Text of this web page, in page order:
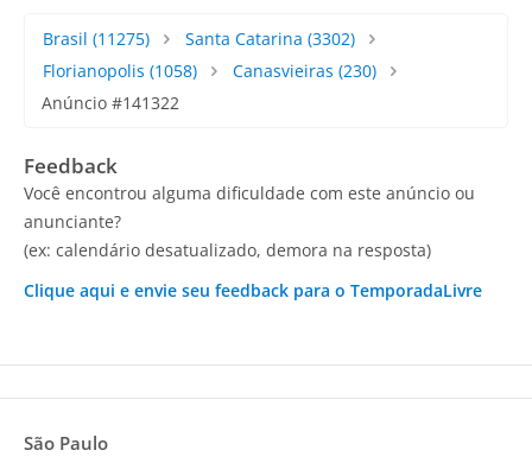
Brasil (11275) Santa Catarina (3302)
Florianopolis (1058) Canasvieiras (230)
Anúncio #141322
Feedback
Você encontrou alguma dificuldade com este anúncio ou
anunciante?
(ex: calendário desatualizado, demora na resposta)
Clique aqui e envie seu feedback para o TemporadaLivre
São Paulo